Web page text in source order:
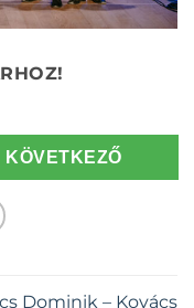
KÖVETKEZŐ
Dominik – Kovács